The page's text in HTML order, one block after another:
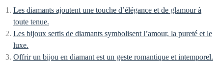
Les diamants ajoutent une touche d’élégance et de glamour à
toute tenue.
Les bijoux sertis de diamants symbolisent l’amour, la pureté et le
luxe.
Offrir un bijou en diamant est un geste romantique et intemporel.